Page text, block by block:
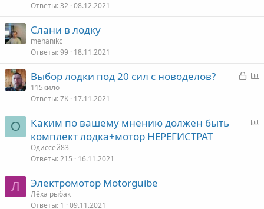
Ответы 32 08.12.2021
Слани в лодку
mehanikc
Ответы 99 18.11.2021
З
ы с
Выбор лодки под 20 сил с новоделов?
115кило
Ответы 7К 17.11.2021
О
Каким по вашему мнению должен быть
комплект лодка+мотор НЕРЕГИСТРАТ
Одиссей83
Ответы 215 16.11.2021
Л Электромотор Motorguibe
Лёха рыбак
Ответы 1 09.11.2021